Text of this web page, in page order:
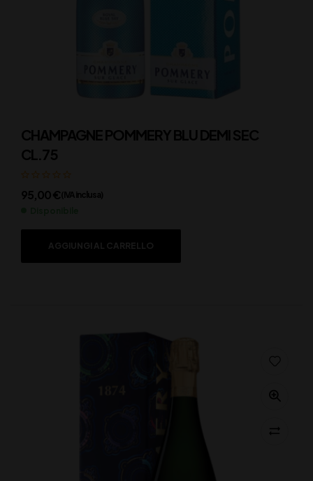
CHAMPAGNE POMMERY BLU DEMI SEC
CL.75
95,00€(IVA inclusa)
AGGIUNGI AL CARRELLO